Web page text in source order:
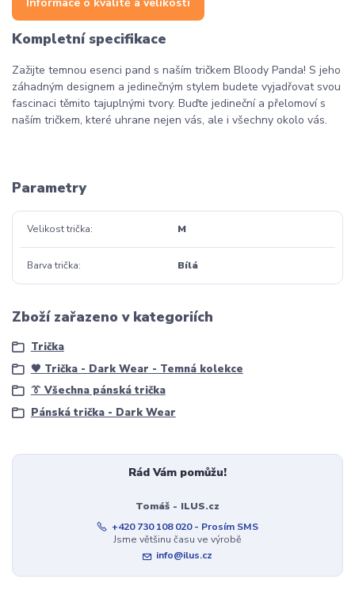
Kompletní specifikace
Zažijte temnou esenci pand s naším tričkem Bloody Panda! S jeho
záhadným designem a jedinečným stylem budete vyjadřovat svou
fascinaci těmito tajuplnými tvory. Buďte jedineční a přelomoví s
naším tričkem, které uhrane nejen vás, ale i všechny okolo vás.
Parametry
Velikost trička M
Barva trička Bílá
Zboží zařazeno v kategoriích
Trička
🖤 Trička - Dark Wear - Temná kolekce
👔 Všechna pánská trička
Pánská trička - Dark Wear
Rád Vám pomůžu!
Tomáš - ILUS.cz
+420 730 108 020 - Prosím SMS
Jsme většinu času ve výrobě
info@ilus.cz